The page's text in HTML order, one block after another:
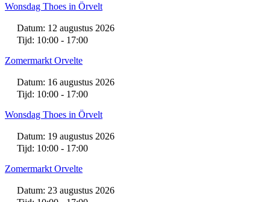
Wonsdag Thoes in Örvelt
Datum: 12 augustus 2026
Tijd: 10:00 - 17:00
Zomermarkt Orvelte
Datum: 16 augustus 2026
Tijd: 10:00 - 17:00
Wonsdag Thoes in Örvelt
Datum: 19 augustus 2026
Tijd: 10:00 - 17:00
Zomermarkt Orvelte
Datum: 23 augustus 2026